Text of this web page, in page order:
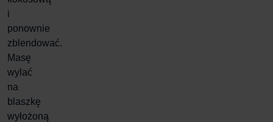
i
ponownie
zblendować.
Masę
wylać
na
blaszkę
wyłożoną